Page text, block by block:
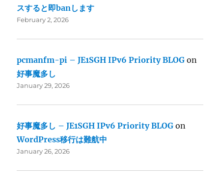
スすると即banします
February 2, 2026
pcmanfm-pi – JE1SGH IPv6 Priority BLOG on
好事魔多し
January 29, 2026
好事魔多し – JE1SGH IPv6 Priority BLOG on
WordPress移行は難航中
January 26, 2026